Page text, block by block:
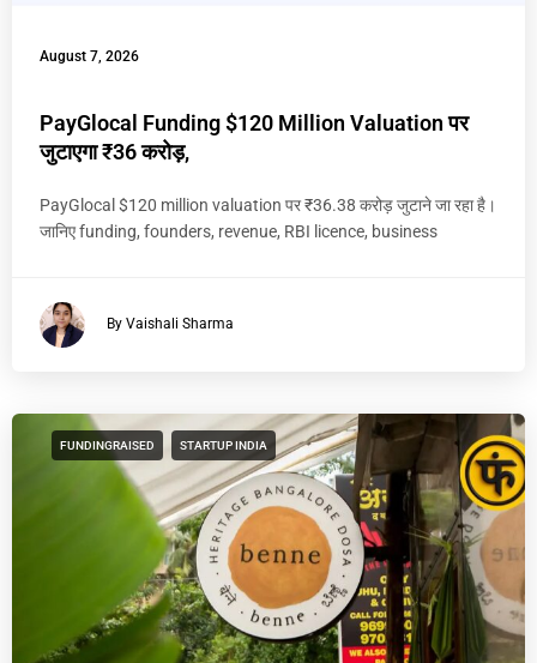
August 7, 2026
PayGlocal Funding $120 Million Valuation पर
जुटाएगा ₹36 करोड़,
PayGlocal $120 million valuation पर ₹36.38 करोड़ जुटाने जा रहा है।
जानिए funding, founders, revenue, RBI licence, business
By Vaishali Sharma
FUNDINGRAISED STARTUP INDIA